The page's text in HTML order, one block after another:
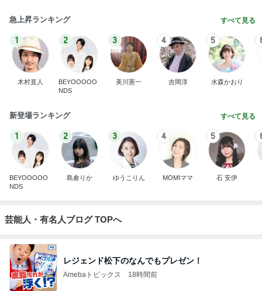
急上昇ランキング すべて見る
1
木村直人
2
BEYOOOOO
NDS
3
美川憲一
4
吉岡淳
5
水森かおり
新登場ランキング すべて見る
1
BEYOOOOO
NDS
2
島倉りか
3
ゆうこりん
4
MOMIママ
5
石 安伊
芸能人・有名人ブログ TOPへ
レジェンド松下のなんでもプレゼン！
Amebaトピックス 18時間前